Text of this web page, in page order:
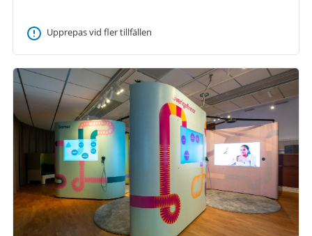
Upprepas vid fler tillfällen